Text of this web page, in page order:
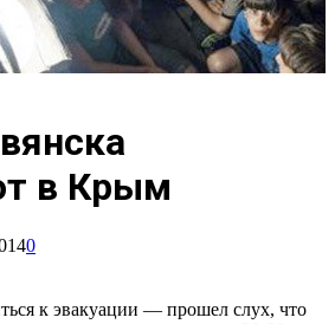
в Крым
0
к эвакуации — прошел слух, что